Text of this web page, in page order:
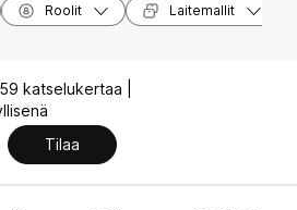
Roolit Laitemallit
katselukertaa |
Tilaa